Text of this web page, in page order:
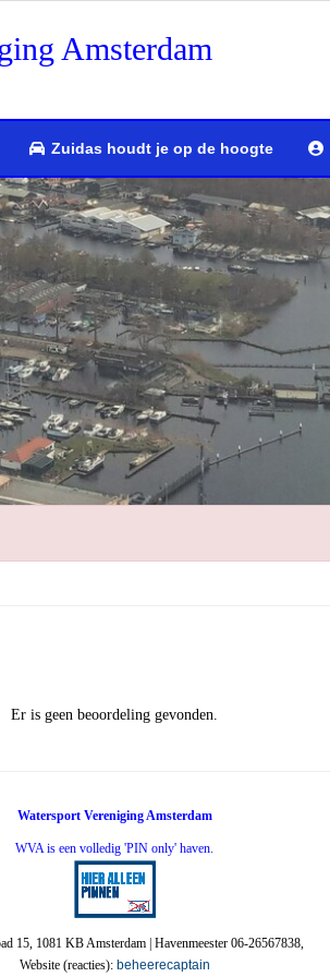
Amsterdam
Zuidas houdt je op de hoogte
Er is geen beoordeling gevonden.
Watersport Vereniging Amsterdam
WVA is een volledig 'PIN only' haven.
15, 1081 KB Amsterdam | Havenmeester 06-26567838,
Website (reacties): beheerecaptain